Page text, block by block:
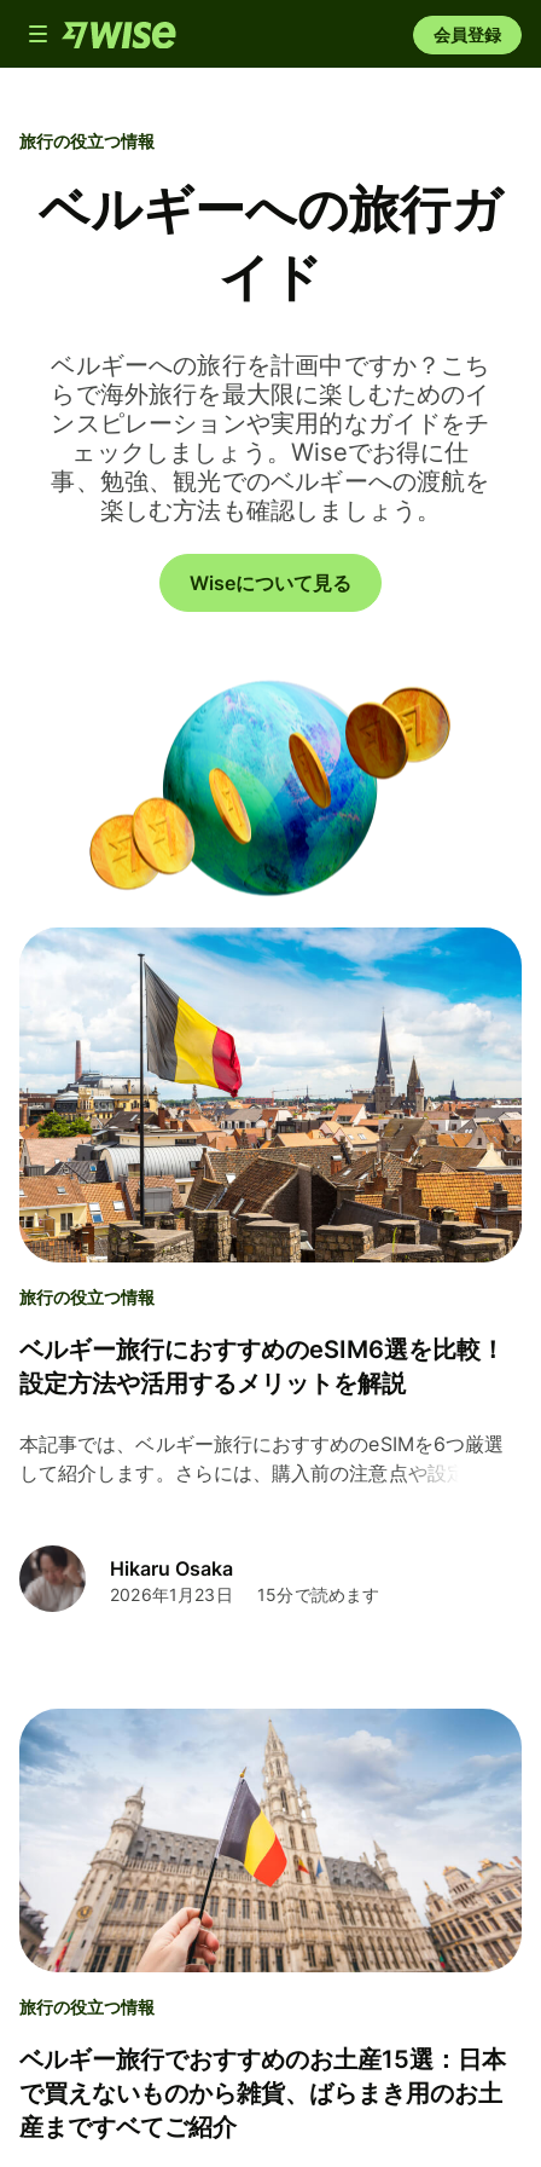
Toggle
navigation
会員登録
旅行の役立つ情報
ベルギーへの旅行ガ
イド
ベルギーへの旅行を計画中ですか？こち
らで海外旅行を最大限に楽しむためのイ
ンスピレーションや実用的なガイドをチ
ェックしましょう。Wiseでお得に仕
事、勉強、観光でのベルギーへの渡航を
楽しむ方法も確認しましょう。
Wiseについて見る
旅行の役立つ情報
ベルギー旅行におすすめのeSIM6選を比較！
設定方法や活用するメリットを解説
本記事では、ベルギー旅行におすすめのeSIMを6つ厳選
して紹介します。さらには、購入前の注意点や設定方法
ひ参考にしてみてください！
Hikaru Osaka
2026年1月23日 15分で読めます
旅行の役立つ情報
ベルギー旅行でおすすめのお土産15選：日本
で買えないものから雑貨、ばらまき用のお土
産まですベてご紹介